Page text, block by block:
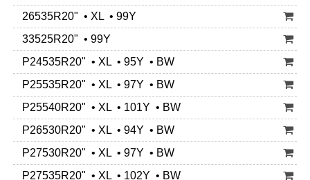
26535R20" • XL • 99Y
33525R20" • 99Y
P24535R20" • XL • 95Y • BW
P25535R20" • XL • 97Y • BW
P25540R20" • XL • 101Y • BW
P26530R20" • XL • 94Y • BW
P27530R20" • XL • 97Y • BW
P27535R20" • XL • 102Y • BW